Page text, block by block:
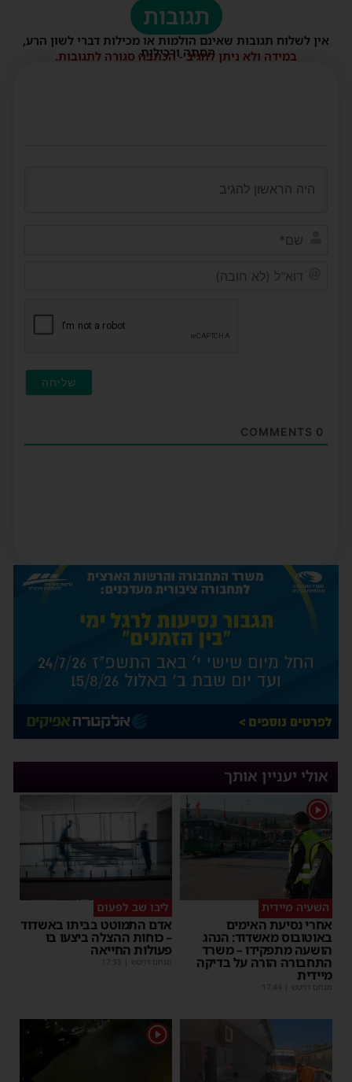
תגובות
אין לשלוח תגובות שאינם הולמות או מכילות דברי לשון הרע,
הסתה ורכילות.
במידה ולא ניתן להגיב - הכתבה סגורה לתגובות.
0
אולי יעניין אותך
1
השעיה מיידית
אחרי נסיעת האימים
באוטובוס מאשדוד: הנהג
הושעה מתפקידו – משרד
התחבורה הורה על בדיקה
מיידית
מנחם דויטש 17:44
ליבו שב לפעום
אדם התמוטט בביתו באשדוד
– כוחות ההצלה ביצעו בו
פעולות החייאה
מנחם דויטש 17:35
1